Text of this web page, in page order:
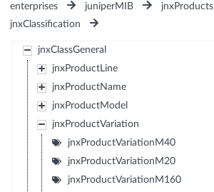
enterprises
juniperMIB
jnxProducts
jnxClassification
jnxClassGeneral
jnxProductLine
jnxProductName
jnxProductModel
jnxProductVariation
jnxProductVariationM40
jnxProductVariationM20
jnxProductVariationM160